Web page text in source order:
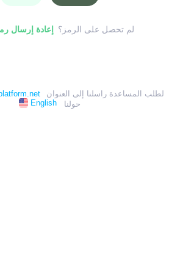
لم تحصل على الرمز؟ إعادة إرسال
لطلب المساعدة راسلنا إلى العنوان
حولنا
English